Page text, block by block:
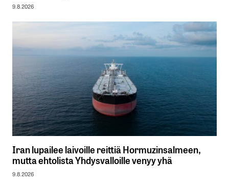
9.8.2026
Iran lupailee laivoille reittiä Hormuzinsalmeen,
mutta ehtolista Yhdysvalloille venyy yhä
9.8.2026